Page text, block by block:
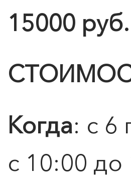
15000 руб.
Когда: с 6
с 10:00 до